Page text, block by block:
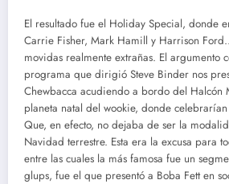
El resultado fue el Holiday Special, donde
Carrie Fisher, Mark Hamill y Harrison
movidas realmente extrañas. El argumento
programa que dirigió Steve Binder nos
Chewbacca acudiendo a bordo del Halcón
planeta natal del wookie, donde
Que, en efecto, no dejaba de ser la
Navidad terrestre. Esta era la excusa para
entre las cuales la más famosa fue un
glups, fue el que presentó a Boba Fett en